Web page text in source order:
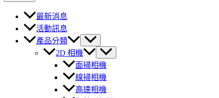
最新消息
活動訊息
產品分類
2D 相機
面掃相機
線掃相機
高速相機